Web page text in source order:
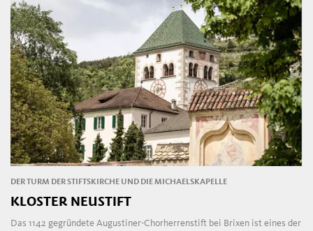
DER TURM DER STIFTSKIRCHE UND DIE MICHAELSKAPELLE
KLOSTER NEUSTIFT
Das 1142 gegründete Augustiner-Chorherrenstift bei Brixen ist eines der